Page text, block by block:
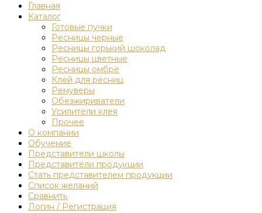
Главная
Каталог
Готовые пучки
Ресницы черные
Ресницы горький шоколад
Ресницы цветные
Ресницы омбре
Клей для ресниц
Ремуверы
Обезжириватели
Усилители клея
Прочее
О компании
Обучение
Представители школы
Представители продукции
Стать представителем продукции
Список желаний
Сравнить
Логин / Регистрация